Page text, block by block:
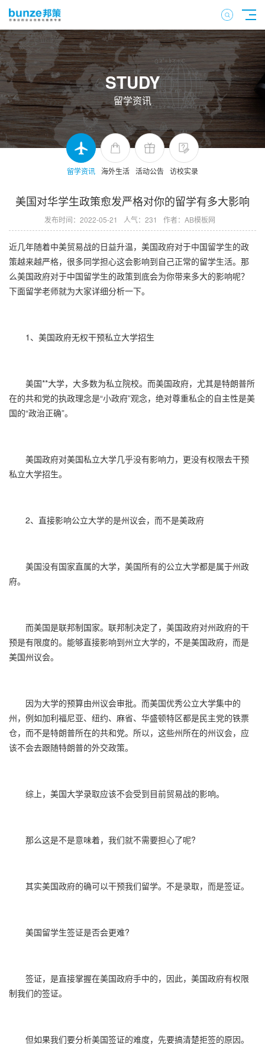
STUDY
留学资讯
留学资讯 海外生活 活动公告 访校实录
美国对华学生政策愈发严格对你的留学有多大影响
发布时间：2022-05-21 人气：231 作者：AB模板网
近几年随着中美贸易战的日益升温，美国政府对于中国留学生的政
策越来越严格，很多同学担心这会影响到自己正常的留学生活。那
么美国政府对于中国留学生的政策到底会为你带来多大的影响呢？
下面留学老师就为大家详细分析一下。
1、美国政府无权干预私立大学招生
美国**大学，大多数为私立院校。而美国政府，尤其是特朗普所
在的共和党的执政理念是“小政府”观念，绝对尊重私企的自主性是美
国的“政治正确”。
美国政府对美国私立大学几乎没有影响力，更没有权限去干预
私立大学招生。
2、直接影响公立大学的是州议会，而不是美政府
美国没有国家直属的大学，美国所有的公立大学都是属于州政
府。
而美国是联邦制国家。联邦制决定了，美国政府对州政府的干
预是有限度的。能够直接影响到州立大学的，不是美国政府，而是
美国州议会。
因为大学的预算由州议会审批。而美国优秀公立大学集中的
州，例如加利福尼亚、纽约、麻省、华盛顿特区都是民主党的铁票
仓，而不是特朗普所在的共和党。所以，这些州所在的州议会，应
该不会去跟随特朗普的外交政策。
综上，美国大学录取应该不会受到目前贸易战的影响。
那么这是不是意味着，我们就不需要担心了呢?
其实美国政府的确可以干预我们留学。不是录取，而是签证。
美国留学生签证是否会更难?
签证，是直接掌握在美国政府手中的，因此，美国政府有权限
制我们的签证。
但如果我们要分析美国签证的难度，先要搞清楚拒签的原因。